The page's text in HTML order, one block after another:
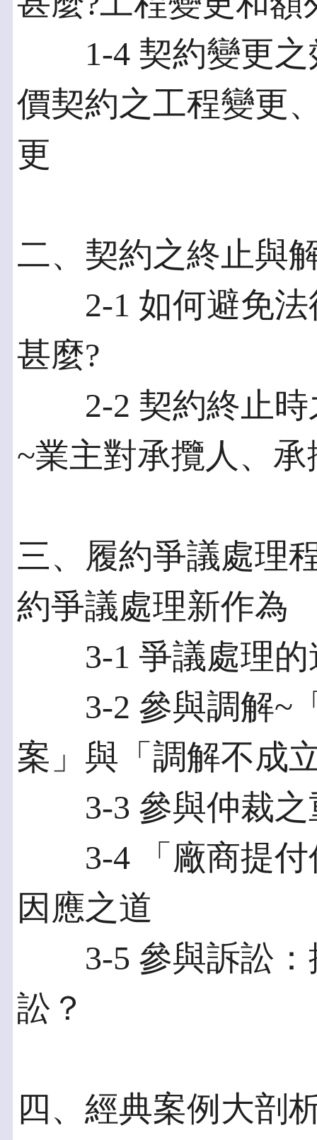
1-4 契約變更之
價契約之工程變更
更
二、契約之終止與
2-1 如何避免法
甚麼?
2-2 契約終止時
~業主對承攬人、
三、履約爭議處理
約爭議處理新作為
3-1 爭議處理的
3-2 參與調解~「
案」與「調解不成
3-3 參與仲裁之
3-4 「廠商提付
因應之道
3-5 參與訴訟：
訟？
四、經典案例大剖